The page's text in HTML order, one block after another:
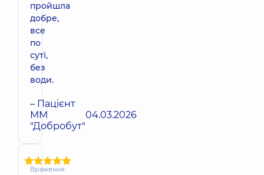
пройшла
добре,
все
по
суті,
без
води.
– Пацієнт
ММ
"Добробут"
04.03.2026
Враження